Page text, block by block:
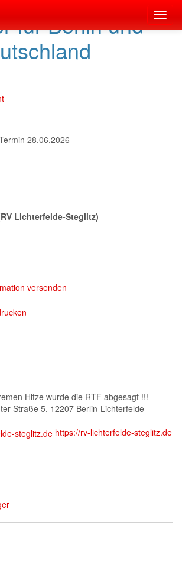
für Berlin und
28.06.2026
Lichterfelde-Steglitz)
versenden
Hitze wurde die RTF abgesagt !!!
Straße 5, 12207 Berlin-Lichterfelde
https://rv-lichterfelde-steglitz.de